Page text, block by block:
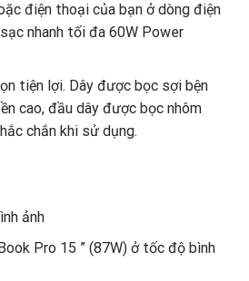
điện thoại của bạn ở dòng điện
nhanh tối đa 60W Power
tiện lợi. Dây được bọc sợi bện
cao, đầu dây được bọc nhôm
chắn khi sử dụng.
ảnh
Pro 15 ” (87W) ở tốc độ bình